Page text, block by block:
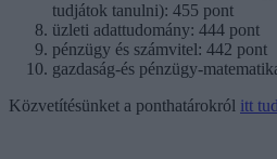
tudjátok tanulni): 455 pont
üzleti adattudomány: 444 pont
pénzügy és számvitel: 442 pont
gazdaság-és pénzügy-
Közvetítésünket a ponthatárokról itt